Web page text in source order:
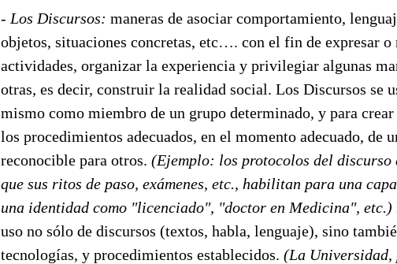
- Los Discursos: maneras de asociar comportamiento,
objetos, situaciones concretas, etc…. con el fin de expresar o
actividades, organizar la experiencia y privilegiar algunas
otras, es decir, construir la realidad social. Los Discursos se
mismo como miembro de un grupo determinado, y para
los procedimientos adecuados, en el momento adecuado, de
reconocible para otros. (Ejemplo: los protocolos del discurso
que sus ritos de paso, exámenes, etc., habilitan para una
una identidad como "licenciado", "doctor en Medicina", etc.)
uso no sólo de discursos (textos, habla, lenguaje), sino
tecnologías, y procedimientos establecidos. (La Universidad,